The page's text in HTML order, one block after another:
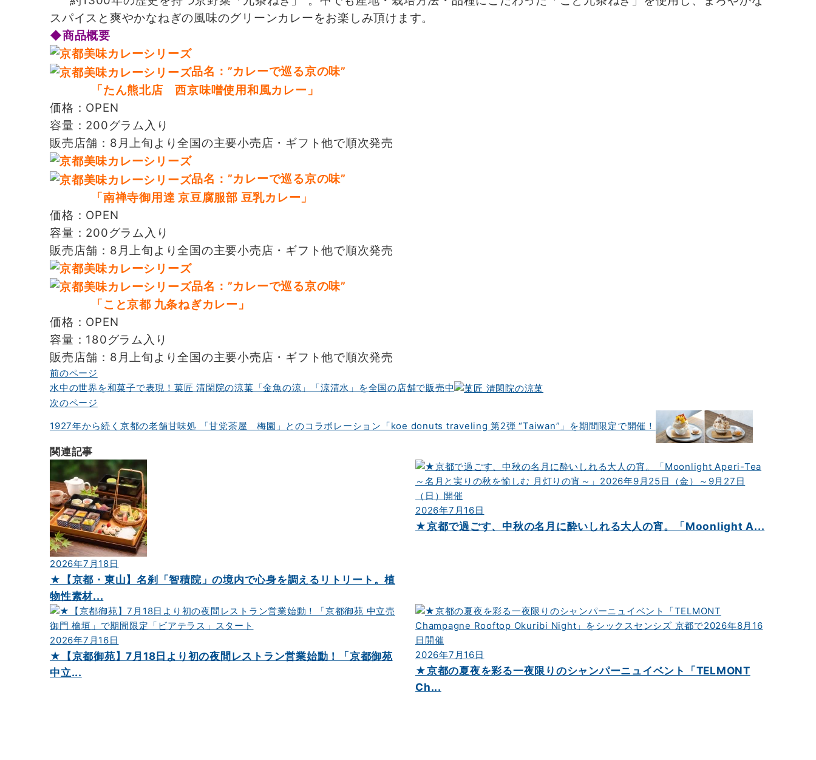
スパイスと爽やかなねぎの風味のグリーンカレーをお楽しみ頂けます。
◆商品概要
品名：”カレーで巡る京の味”
「たん熊北店 西京味噌使用和風カレー」
価格：OPEN
容量：200グラム入り
販売店舗：8月上旬より全国の主要小売店・ギフト他で順次発売
品名：”カレーで巡る京の味”
「南禅寺御用達 京豆腐服部 豆乳カレー」
価格：OPEN
容量：200グラム入り
販売店舗：8月上旬より全国の主要小売店・ギフト他で順次発売
品名：”カレーで巡る京の味”
「こと京都 九条ねぎカレー」
価格：OPEN
容量：180グラム入り
販売店舗：8月上旬より全国の主要小売店・ギフト他で順次発売
投
稿
ビ
ゲ
シ
ョ
ン
前のページ
水中の世界を和菓子で表現！菓匠 清閑院の涼菓「金魚の涼」「涼清水」を全国の店舗で販売中
次のページ
1927年から続く京都の老舗甘味処 「甘党茶屋 梅園」とのコラボレーション「koe donuts traveling 第2弾 “Taiwan”」を期間限定で開催！
関連記事
2026年7月18日
★【京都・東山】名刹「智積院」の境内で心身を調えるリトリート。植
物性素材...
2026年7月16日
★京都で過ごす、中秋の名月に酔いしれる大人の宵。「Moonlight A...
2026年7月16日
★【京都御苑】7月18日より初の夜間レストラン営業始動！「京都御苑
中立...
2026年7月16日
★京都の夏夜を彩る一夜限りのシャンパーニュイベント「TELMONT
Ch...